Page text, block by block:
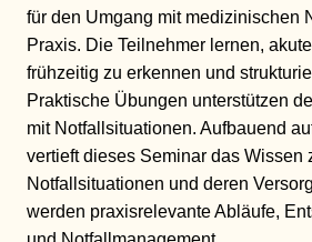
für den Umgang mit medizinischen
Praxis. Die Teilnehmer lernen,
frühzeitig zu erkennen und
Praktische Übungen unterstützen
mit Notfallsituationen. Aufbauend
vertieft dieses Seminar das Wissen
Notfallsituationen und deren
werden praxisrelevante Abläufe,